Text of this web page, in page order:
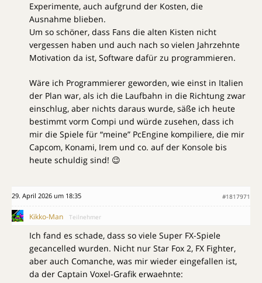
Experimente, auch aufgrund der Kosten, die
Ausnahme blieben.
Um so schöner, dass Fans die alten Kisten nicht
vergessen haben und auch nach so vielen Jahrzehnte
Motivation da ist, Software dafür zu programmieren.
Wäre ich Programmierer geworden, wie einst in Italien
der Plan war, als ich die Laufbahn in die Richtung zwar
einschlug, aber nichts daraus wurde, säße ich heute
bestimmt vorm Compi und würde zusehen, dass ich
mir die Spiele für “meine” PcEngine kompiliere, die mir
Capcom, Konami, Irem und co. auf der Konsole bis
heute schuldig sind! 😉
29. April 2026 um 18:35 #1817971
Kikko-Man Teilnehmer
Ich fand es schade, dass so viele Super FX-Spiele
gecancelled wurden. Nicht nur Star Fox 2, FX Fighter,
aber auch Comanche, was mir wieder eingefallen ist,
da der Captain Voxel-Grafik erwaehnte: